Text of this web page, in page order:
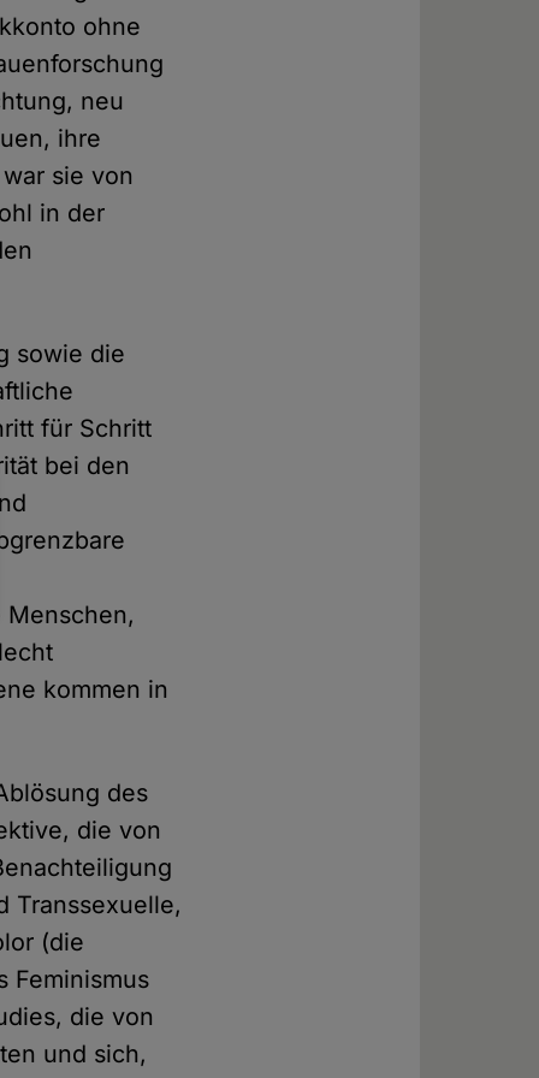
ohne
neu
ihre
sie von
in der
sowie die
für Schritt
bei den
kommen in
des
die von
Transsexuelle,
(die
Feminismus
die von
und sich,